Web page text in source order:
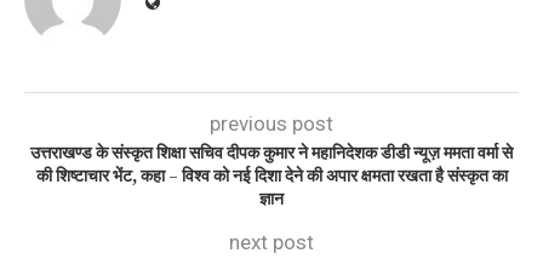
previous post
उत्तराखण्ड के संस्कृत शिक्षा सचिव दीपक कुमार ने महानिदेशक डीडी न्यूज़ ममता वर्मा से
की शिष्टाचार भेंट, कहा – विश्व को नई दिशा देने की अपार क्षमता रखता है संस्कृत का
ज्ञान
next post